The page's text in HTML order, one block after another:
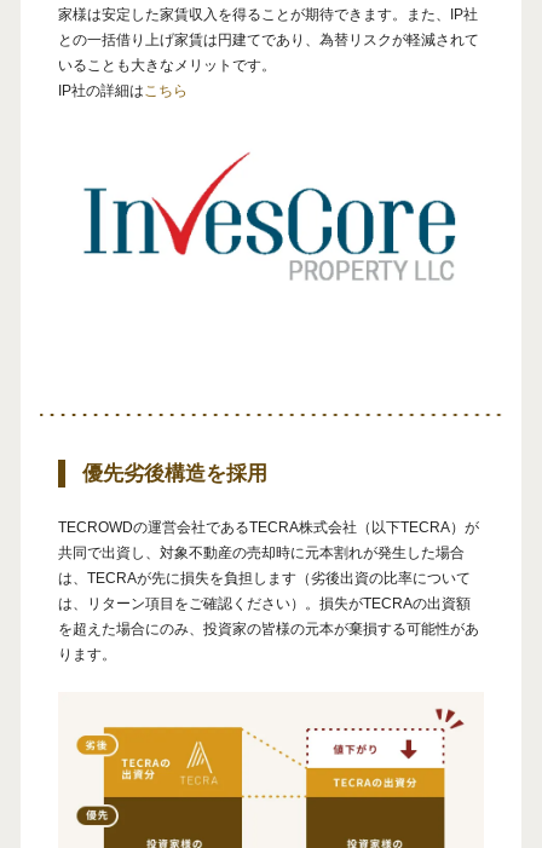
家様は安定した家賃収入を得ることが期待できます。また、IP社
との一括借り上げ家賃は円建てであり、為替リスクが軽減されて
いることも大きなメリットです。
IP社の詳細はこちら
優先劣後構造を採用
TECROWDの運営会社であるTECRA株式会社（以下TECRA）が
共同で出資し、対象不動産の売却時に元本割れが発生した場合
は、TECRAが先に損失を負担します（劣後出資の比率について
は、リターン項目をご確認ください）。損失がTECRAの出資額
を超えた場合にのみ、投資家の皆様の元本が棄損する可能性があ
ります。